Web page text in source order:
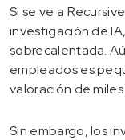
Si se ve a
investigación de
sobrecalentada.
empleados es
valoración de
Sin embargo, los